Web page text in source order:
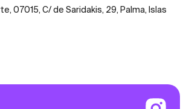
07015, C/ de Saridakis, 29, Palma, Islas